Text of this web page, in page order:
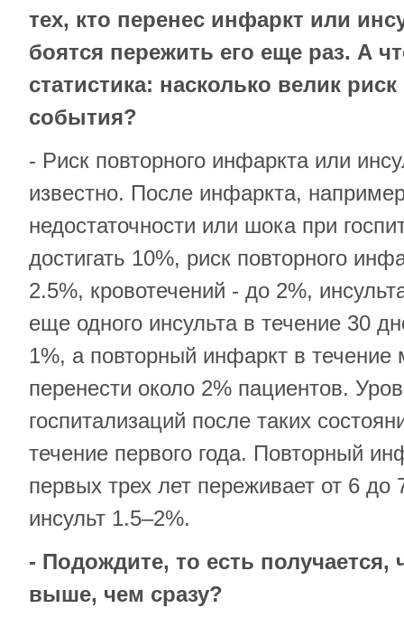
тех, кто перенес инфаркт или
боятся пережить его еще раз. А
статистика: насколько велик
события?
- Риск повторного инфаркта или
известно. После инфаркта,
недостаточности или шока при
достигать 10%, риск повторного
2.5%, кровотечений - до 2%,
еще одного инсульта в течение 30
1%, а повторный инфаркт в течение
перенести около 2% пациентов.
госпитализаций после таких
течение первого года. Повторный
первых трех лет переживает от 6 до
инсульт 1.5–2%.
- Подождите, то есть получается,
выше, чем сразу?